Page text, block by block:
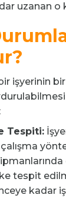
uzanan
işyerinin
Tespiti:
tespit
kadar